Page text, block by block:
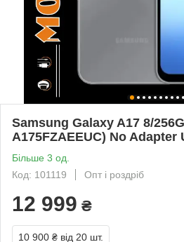
Samsung Galaxy A17 8/
A175FZAEEUC) No Adapter
Більше 3 од.
Код: 101119
Опт і роздріб
12 999 ₴
10 900 ₴ від 20 шт.